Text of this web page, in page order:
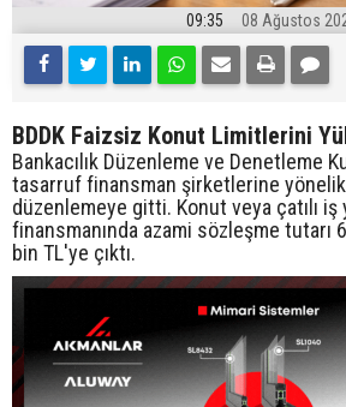
09:35 08 Ağustos
BDDK Faizsiz Konut Limitlerini
Bankacılık Düzenleme ve Denetleme
tasarruf finansman şirketlerine yönelik
düzenlemeye gitti. Konut veya çatılı iş
finansmanında azami sözleşme tutarı
bin TL'ye çıktı.